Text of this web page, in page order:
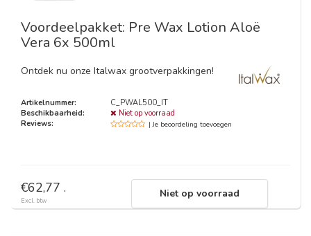
Voordeelpakket: Pre Wax Lotion Aloë
Vera 6x 500ml
Ontdek nu onze Italwax grootverpakkingen!
Artikelnummer:
C_PWAL500_IT
Beschikbaarheid:
Niet op voorraad
Reviews:
| Je beoordeling toevoegen
€62,77 .
Excl. btw
Niet op voorraad